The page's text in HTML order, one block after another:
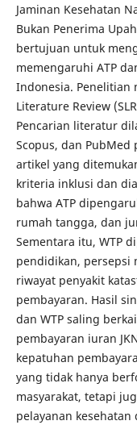
Jaminan Kesehatan
Bukan Penerima
bertujuan untuk
memengaruhi ATP
Indonesia. Penelitian
Literature Review
Pencarian literatur
Scopus, dan PubMed
artikel yang
kriteria inklusi dan
bahwa ATP
rumah tangga, dan
Sementara itu, WTP
pendidikan, persepsi
riwayat penyakit
pembayaran. Hasil
dan WTP saling
pembayaran iuran
kepatuhan
yang tidak hanya
masyarakat, tetapi
pelayanan kesehatan